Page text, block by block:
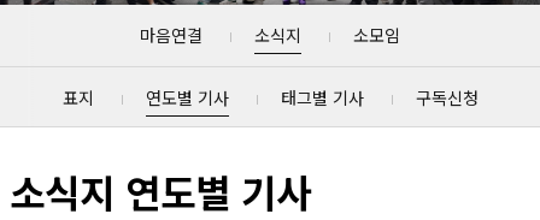
마음연결 소식지 소모임
표지 연도별 기사 태그별 기사 구독신청
소식지 연도별 기사